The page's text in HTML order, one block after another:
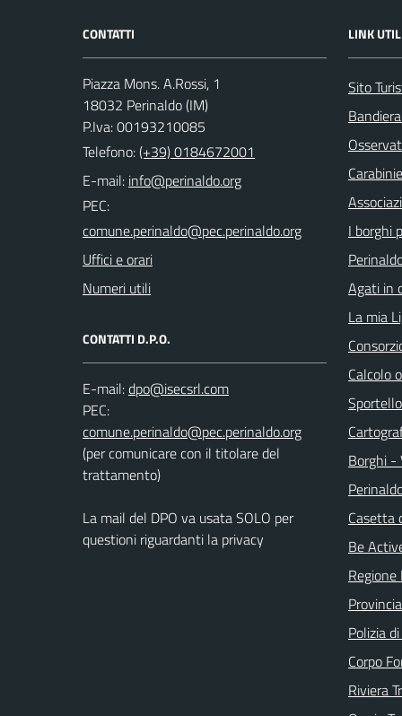
CONTATTI
Piazza Mons. A.Rossi, 1
18032 Perinaldo (IM)
P.Iva: 00193210085
Telefono:(+39) 0184672001
E-mail:
PEC:
Uffici e orari
Numeri utili
CONTATTI D.P.O.
E-mail:
PEC:
(per comunicare con il titolare del
trattamento)
La mail del DPO va usata SOLO per
questioni riguardanti la privacy
LINK
Sito
I borghi
Agati in
La mia
Calcolo
Borghi -
Casetta
Be
Regione
Polizia
Corpo
Riviera